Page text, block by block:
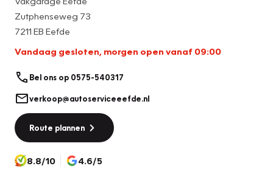
Zutphenseweg 73
7211 EB Eefde
Vandaag gesloten, morgen open vanaf 09:00
Bel ons op 0575-540317
verkoop@autoserviceeefde.nl
Route plannen
8.8/10 4.6/5